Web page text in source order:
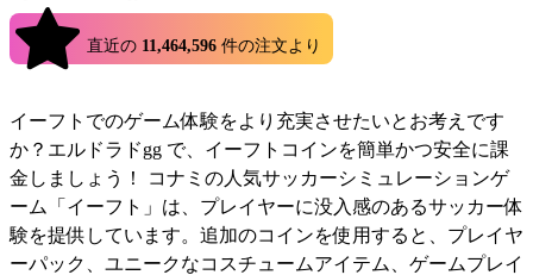
直近の 11,464,596 件の注文より
イーフトでのゲーム体験をより充実させたいとお考えです
か？エルドラドgg で、イーフトコインを簡単かつ安全に課
金しましょう！ コナミの人気サッカーシミュレーションゲ
ーム「イーフト」は、プレイヤーに没入感のあるサッカー体
験を提供しています。追加のコインを使用すると、プレイヤ
ーパック、ユニークなコスチュームアイテム、ゲームプレイ